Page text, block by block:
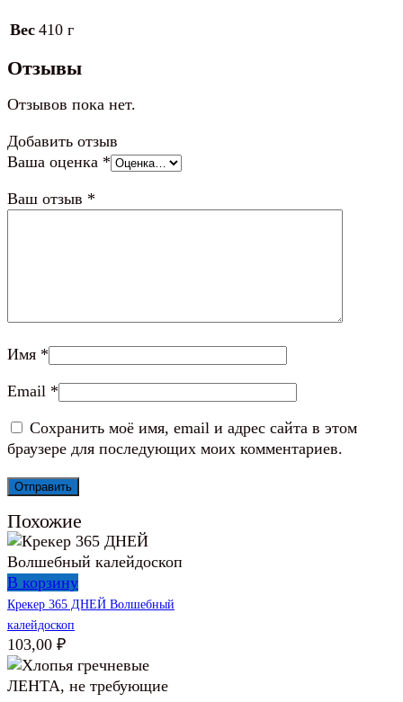
Вес 410 г
Отзывы
Отзывов пока нет.
Добавить отзыв
Ваша оценка *
Ваш отзыв *
Имя *
Email *
Сохранить моё имя, email и адрес сайта в этом
браузере для последующих моих комментариев.
Похожие
В корзину
Крекер 365 ДНЕЙ Волшебный
калейдоскоп
103,00 ₽